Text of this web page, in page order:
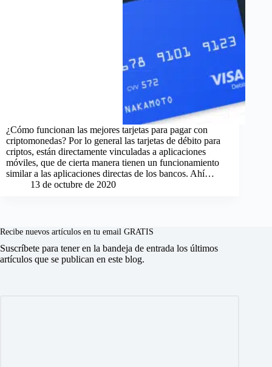
¿Cómo funcionan las mejores tarjetas para pagar con
criptomonedas? Por lo general las tarjetas de débito para
criptos, están directamente vinculadas a aplicaciones
móviles, que de cierta manera tienen un funcionamiento
similar a las aplicaciones directas de los bancos. Ahí…
13 de octubre de 2020
Recibe nuevos artículos en tu email GRATIS
Suscríbete para tener en la bandeja de entrada los últimos
artículos que se publican en este blog.